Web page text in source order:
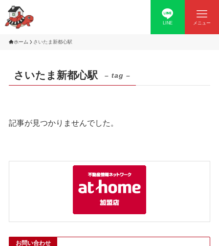
LINE メニュー
ホーム さいたま新都心駅
さいたま新都心駅 – tag –
記事が見つかりませんでした。
お問い合わせ